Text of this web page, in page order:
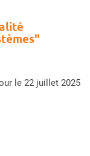
jour le 22 juillet 2025